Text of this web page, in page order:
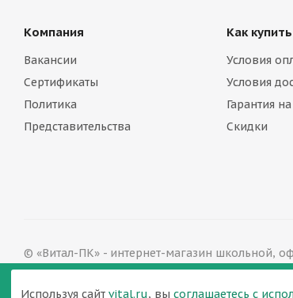
Компания
Вакансии
Сертификаты
Политика
Представительства
Как купить
Условия
Условия
Гарантия
Скидки
© «Витал-ПК» - интернет-магазин школьной,
мебели в Ростове-на-Дону, 2002—2026
Версия для печати
Используя сайт vital.ru, вы соглашаетесь с